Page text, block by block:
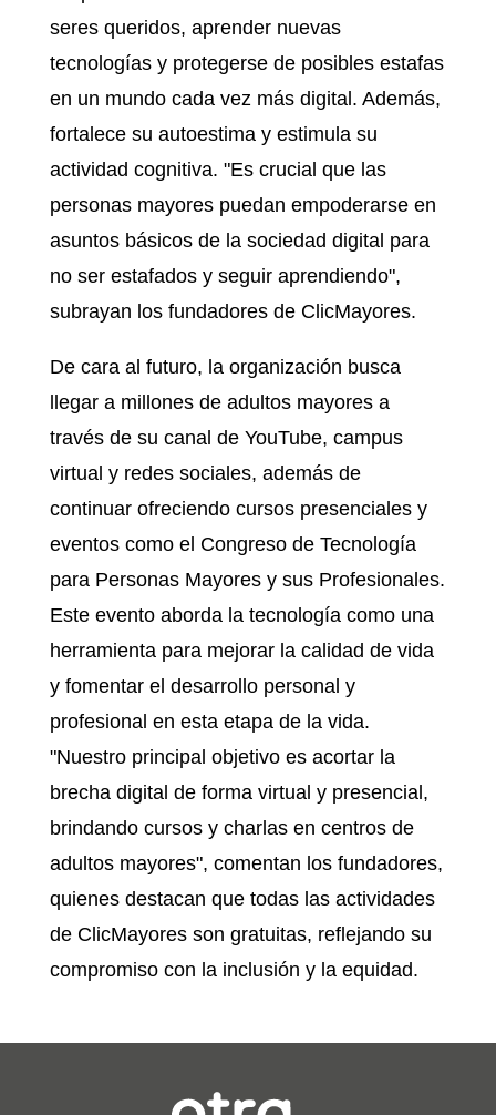
seres queridos, aprender nuevas
tecnologías y protegerse de posibles estafas
en un mundo cada vez más digital. Además,
fortalece su autoestima y estimula su
actividad cognitiva. "Es crucial que las
personas mayores puedan empoderarse en
asuntos básicos de la sociedad digital para
no ser estafados y seguir aprendiendo",
subrayan los fundadores de ClicMayores.
De cara al futuro, la organización busca
llegar a millones de adultos mayores a
través de su canal de YouTube, campus
virtual y redes sociales, además de
continuar ofreciendo cursos presenciales y
eventos como el Congreso de Tecnología
para Personas Mayores y sus Profesionales.
Este evento aborda la tecnología como una
herramienta para mejorar la calidad de vida
y fomentar el desarrollo personal y
profesional en esta etapa de la vida.
"Nuestro principal objetivo es acortar la
brecha digital de forma virtual y presencial,
brindando cursos y charlas en centros de
adultos mayores", comentan los fundadores,
quienes destacan que todas las actividades
de ClicMayores son gratuitas, reflejando su
compromiso con la inclusión y la equidad.